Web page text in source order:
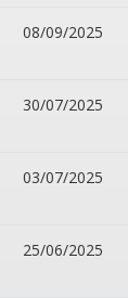
08/09/2025
30/07/2025
03/07/2025
25/06/2025